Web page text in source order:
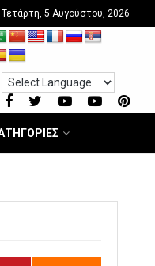
Τετάρτη, 5 Αυγούστου, 2026